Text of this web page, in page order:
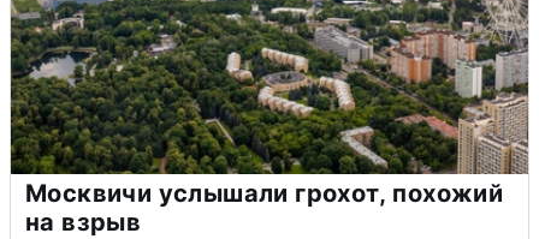
Москвичи услышали грохот, похожий
на взрыв